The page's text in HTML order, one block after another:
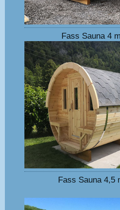
Fass Sauna 4
Fass Sauna 4,5